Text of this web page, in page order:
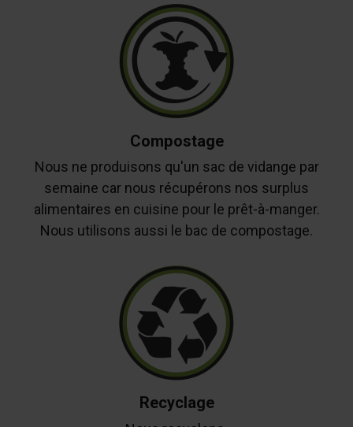
Compostage
Nous ne produisons qu'un sac de vidange par
semaine car nous récupérons nos surplus
alimentaires en cuisine pour le prêt-à-manger.
Nous utilisons aussi le bac de compostage.
Recyclage